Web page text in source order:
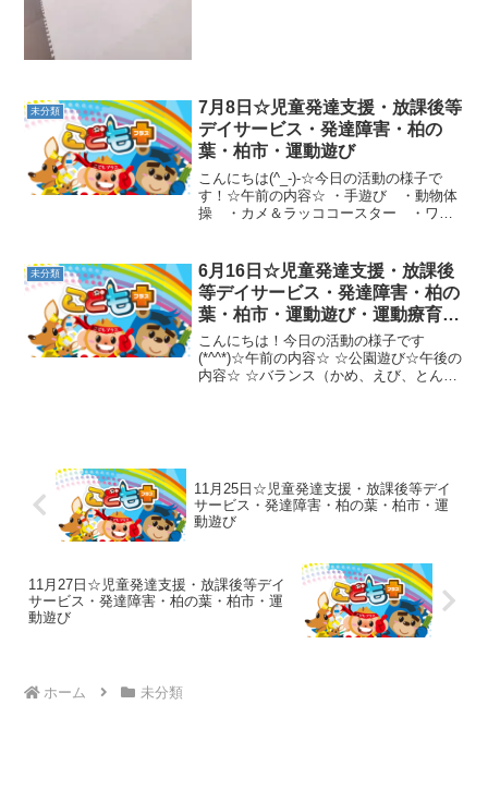
未分類
7月8日☆児童発達支援・放課後等
デイサービス・発達障害・柏の
葉・柏市・運動遊び
こんにちは(^_-)-☆今日の活動の様子で
す！☆午前の内容☆ ・手遊び ・動物体
操 ・カメ＆ラッココースター ・ワニ
ウシガエルジャンプ（ぴょんぴょんジャ
ンプ）・跳び箱（...
未分類
6月16日☆児童発達支援・放課後
等デイサービス・発達障害・柏の
葉・柏市・運動遊び・運動療育・
プログラム・楽しい療育
こんにちは！今日の活動の様子です
(*^^*)☆午前の内容☆ ☆公園遊び☆午後の
内容☆ ☆バランス（かめ、えび、とん
11月25日☆児童発達支援・放課後等デイ
サービス・発達障害・柏の葉・柏市・運
動遊び
11月27日☆児童発達支援・放課後等デイ
サービス・発達障害・柏の葉・柏市・運
動遊び
ホーム 未分類